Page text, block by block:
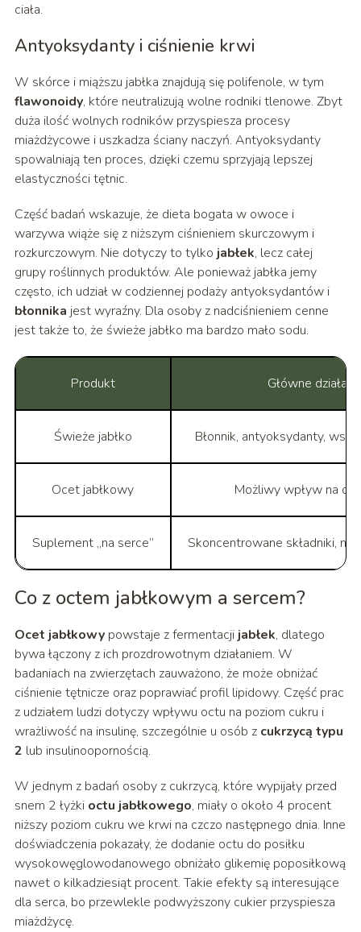
ciała.
Antyoksydanty i ciśnienie krwi
W skórce i miąższu jabłka znajdują się polifenole, w tym
flawonoidy, które neutralizują wolne rodniki tlenowe. Zbyt
duża ilość wolnych rodników przyspiesza procesy
miażdżycowe i uszkadza ściany naczyń. Antyoksydanty
spowalniają ten proces, dzięki czemu sprzyjają lepszej
elastyczności tętnic.
Część badań wskazuje, że dieta bogata w owoce i
warzywa wiąże się z niższym ciśnieniem skurczowym i
rozkurczowym. Nie dotyczy to tylko jabłek, lecz całej
grupy roślinnych produktów. Ale ponieważ jabłka jemy
często, ich udział w codziennej podaży antyoksydantów i
błonnika jest wyraźny. Dla osoby z nadciśnieniem cenne
jest także to, że świeże jabłko ma bardzo mało sodu.
Produkt Główne
Świeże jabłko Błonnik, antyoksydanty,
Ocet jabłkowy Możliwy wpływ na
Suplement „na serce” Skoncentrowane składniki,
Co z octem jabłkowym a sercem?
Ocet jabłkowypowstaje z fermentacji jabłek, dlatego
bywa łączony z ich prozdrowotnym działaniem. W
badaniach na zwierzętach zauważono, że może obniżać
ciśnienie tętnicze oraz poprawiać profil lipidowy. Część prac
z udziałem ludzi dotyczy wpływu octu na poziom cukru i
wrażliwość na insulinę, szczególnie u osób z cukrzycą typu
2 lub insulinoopornością.
W jednym z badań osoby z cukrzycą, które wypijały przed
snem 2 łyżki octu jabłkowego, miały o około 4 procent
niższy poziom cukru we krwi na czczo następnego dnia. Inne
doświadczenia pokazały, że dodanie octu do posiłku
wysokowęglowodanowego obniżało glikemię poposiłkową
nawet o kilkadziesiąt procent. Takie efekty są interesujące
dla serca, bo przewlekle podwyższony cukier przyspiesza
miażdżycę.